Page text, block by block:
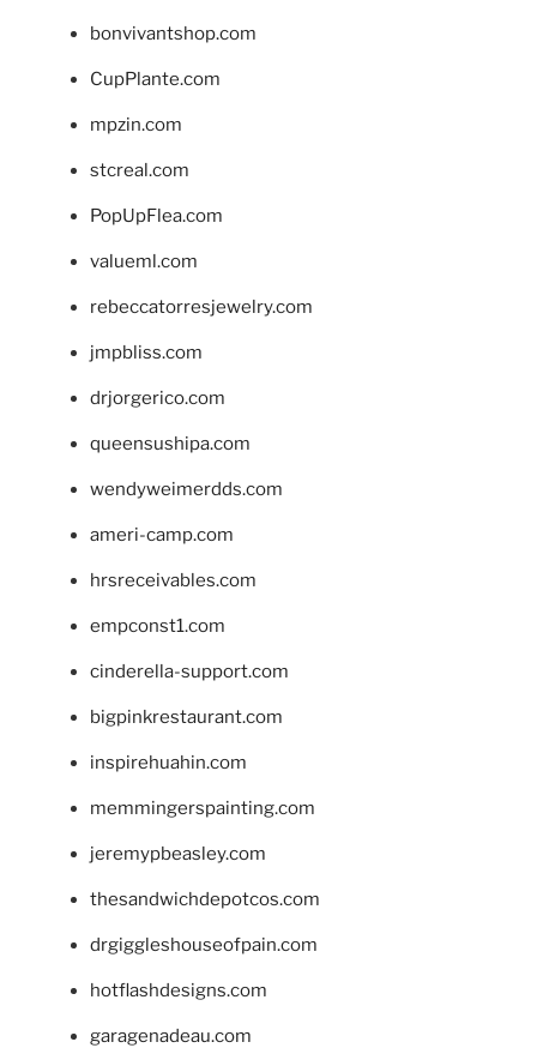
bonvivantshop.com
CupPlante.com
mpzin.com
stcreal.com
PopUpFlea.com
valueml.com
rebeccatorresjewelry.com
jmpbliss.com
drjorgerico.com
queensushipa.com
wendyweimerdds.com
ameri-camp.com
hrsreceivables.com
empconst1.com
cinderella-support.com
bigpinkrestaurant.com
inspirehuahin.com
memmingerspainting.com
jeremypbeasley.com
thesandwichdepotcos.com
drgiggleshouseofpain.com
hotflashdesigns.com
garagenadeau.com